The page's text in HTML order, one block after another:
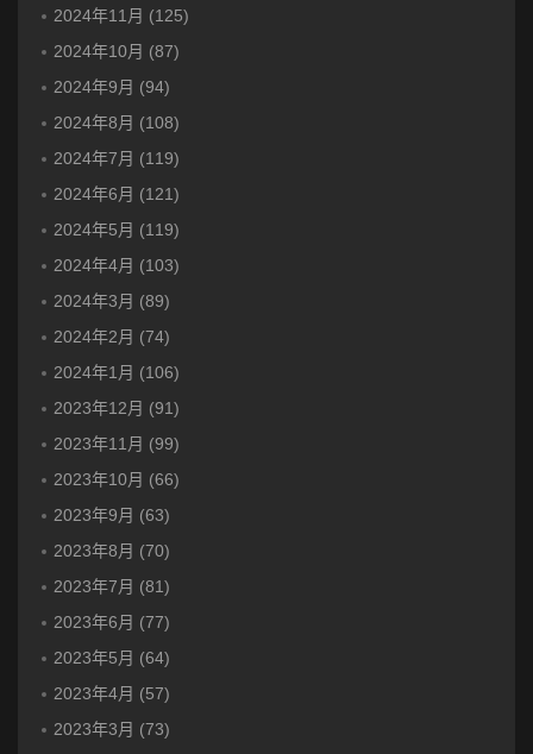
2024年11月 (125)
2024年10月 (87)
2024年9月 (94)
2024年8月 (108)
2024年7月 (119)
2024年6月 (121)
2024年5月 (119)
2024年4月 (103)
2024年3月 (89)
2024年2月 (74)
2024年1月 (106)
2023年12月 (91)
2023年11月 (99)
2023年10月 (66)
2023年9月 (63)
2023年8月 (70)
2023年7月 (81)
2023年6月 (77)
2023年5月 (64)
2023年4月 (57)
2023年3月 (73)